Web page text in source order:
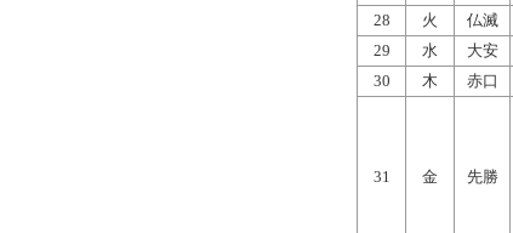
28
火
仏滅
29
水
大安
30
木 赤口
31 金 先勝